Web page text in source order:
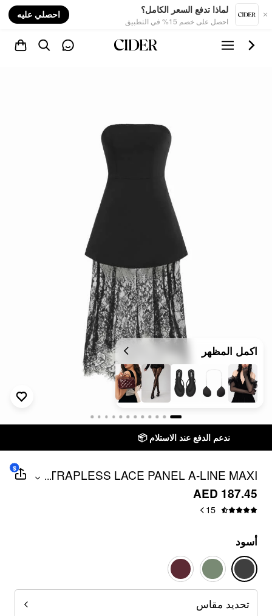
لماذا تدفع السعر الكامل؟
احصل على خصم 15% في التطبيق
احصلي عليه
اكمل المظهر
توصيل خلال 7 أيام إلى جميع دول الخليج
STRAPLESS LACE PANEL A-LINE MAXI
DRESS
...
AED 187.45
15
$
أسود
تحديد مقاس